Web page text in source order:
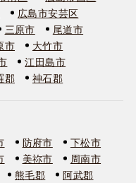
広島市安芸区
三原市
尾道市
市
大竹市
江田島市
郡 神石郡
防府市
下松市
美祢市
周南市
熊毛郡 阿武郡